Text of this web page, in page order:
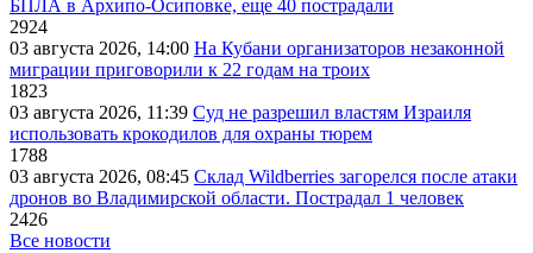
БПЛА в Архипо-Осиповке, еще 40 пострадали
2924
03 августа 2026, 14:00 На Кубани организаторов незаконной
миграции приговорили к 22 годам на троих
1823
03 августа 2026, 11:39 Суд не разрешил властям Израиля
использовать крокодилов для охраны тюрем
1788
03 августа 2026, 08:45 Склад Wildberries загорелся после атаки
дронов во Владимирской области. Пострадал 1 человек
2426
Все новости